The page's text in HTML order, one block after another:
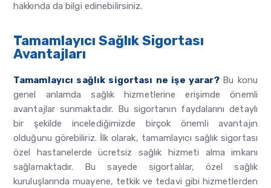
hakkında da bilgi edinebilirsiniz.
Tamamlayıcı Sağlık Sigortası
Avantajları
Tamamlayıcı sağlık sigortası ne işe yarar? Bu konu
genel anlamda sağlık hizmetlerine erişimde önemli
avantajlar sunmaktadır. Bu sigortanın faydalarını detaylı
bir şekilde incelediğimizde birçok önemli avantajın
olduğunu görebiliriz. İlk olarak, tamamlayıcı sağlık sigortası
özel hastanelerde ücretsiz sağlık hizmeti alma imkanı
sağlamaktadır. Bu sayede sigortalılar, özel sağlık
kuruluşlarında muayene, tetkik ve tedavi gibi hizmetlerden